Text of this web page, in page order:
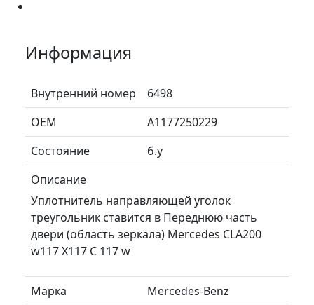
Информация
Внутренний номер
6498
ОЕМ
A1177250229
Состояние
б.у
Описание
Уплотнитель направляющей уголок
треугольник ставится в Переднюю часть
двери (область зеркала) Mercedes CLA200
w117 X117 C 117 w
Марка
Mercedes-Benz